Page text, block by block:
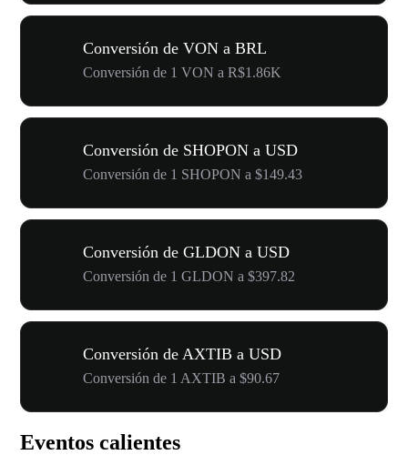
Conversión de VON a BRL
Conversión de 1 VON a R$1.86K
Conversión de SHOPON a USD
Conversión de 1 SHOPON a $149.43
Conversión de GLDON a USD
Conversión de 1 GLDON a $397.82
Conversión de AXTIB a USD
Conversión de 1 AXTIB a $90.67
Eventos calientes